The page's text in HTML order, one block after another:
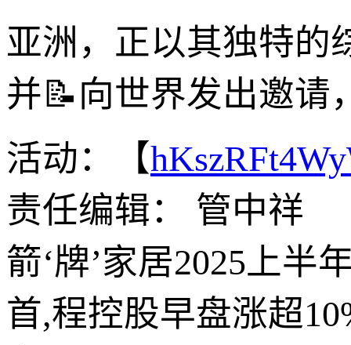
亚洲，正以其独特的
并📝向世界发出邀请
活动：【
责任编辑： 管中祥
箭‘牌’家居2025上半
首,程控股早盘涨超